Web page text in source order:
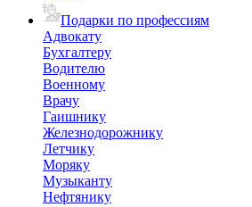
Подарки по профессиям
Адвокату
Бухгалтеру
Водителю
Военному
Врачу
Гаишнику
Железнодорожнику
Летчику
Моряку
Музыканту
Нефтянику